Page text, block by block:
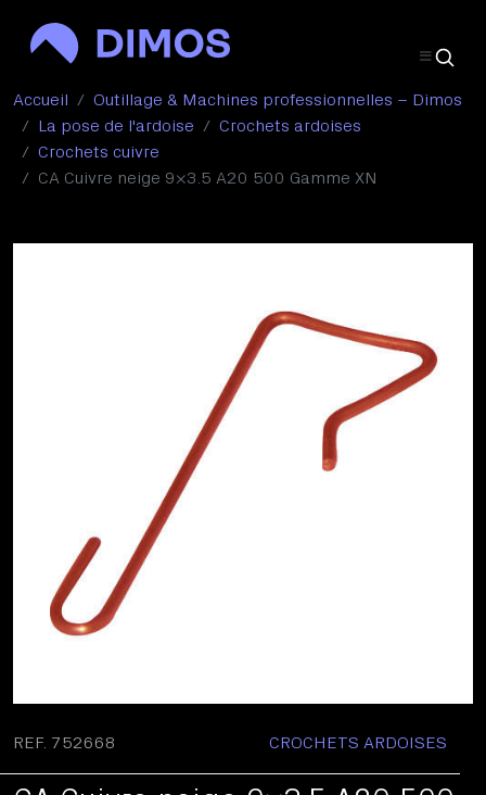
Accueil
Outillage & Machines professionnelles – Dimos
La pose de l'ardoise
Crochets ardoises
Crochets cuivre
CA Cuivre neige 9×3.5 A20 500 Gamme XN
REF. 752668 CROCHETS ARDOISES